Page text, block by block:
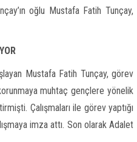
oğlu Mustafa Fatih Tunçay,
Mustafa Fatih Tunçay, görev
muhtaç gençlere yönelik
Çalışmaları ile görev yaptığı
imza attı. Son olarak Adalet